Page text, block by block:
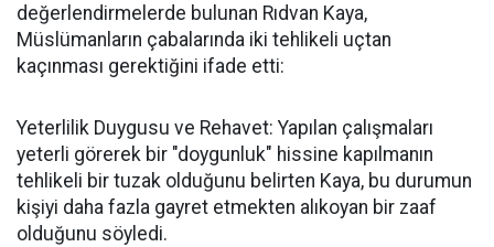
değerlendirmelerde bulunan Rıdvan Kaya,
Müslümanların çabalarında iki tehlikeli uçtan
kaçınması gerektiğini ifade etti:
Yeterlilik Duygusu ve Rehavet: Yapılan çalışmaları
yeterli görerek bir "doygunluk" hissine kapılmanın
tehlikeli bir tuzak olduğunu belirten Kaya, bu durumun
kişiyi daha fazla gayret etmekten alıkoyan bir zaaf
olduğunu söyledi.